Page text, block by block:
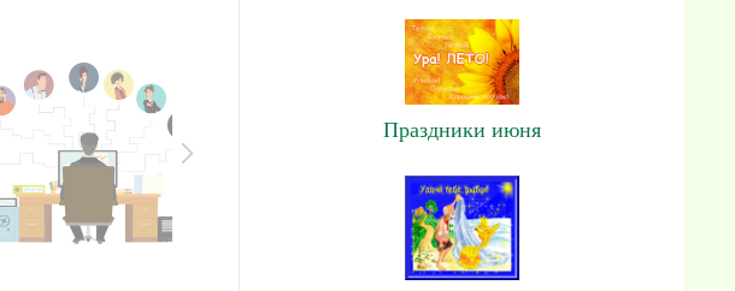
Праздники июня